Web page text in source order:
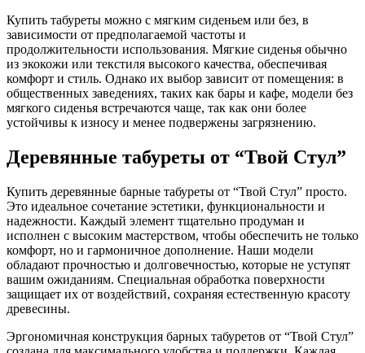
Купить табуреты можно с мягким сиденьем или без, в
зависимости от предполагаемой частоты и
продолжительности использования. Мягкие сиденья обычно
из экокожи или текстиля высокого качества, обеспечивая
комфорт и стиль. Однако их выбор зависит от помещения: в
общественных заведениях, таких как бары и кафе, модели без
мягкого сиденья встречаются чаще, так как они более
устойчивы к износу и менее подвержены загрязнению.
Деревянные табуреты от “Твой Стул”
Купить деревянные барные табуреты от “Твой Стул” просто.
Это идеальное сочетание эстетики, функциональности и
надежности. Каждый элемент тщательно продуман и
исполнен с высоким мастерством, чтобы обеспечить не только
комфорт, но и гармоничное дополнение. Наши модели
обладают прочностью и долговечностью, которые не уступят
вашим ожиданиям. Специальная обработка поверхности
защищает их от воздействий, сохраняя естественную красоту
древесины.
Эргономичная конструкция барных табуретов от “Твой Стул”